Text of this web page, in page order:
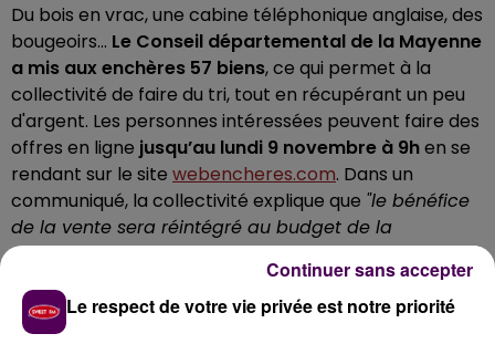
Du bois en vrac, une cabine téléphonique anglaise, des
bougeoirs... Le Conseil départemental de la Mayenne
a mis aux enchères 57 biens, ce qui permet à la
collectivité de faire du tri, tout en récupérant un peu
d'argent. Les personnes intéressées peuvent faire des
offres en ligne jusqu’au lundi 9 novembre à 9hen se
rendant sur le site webencheres.com. Dans un
communiqué, la collectivité explique que "le bénéfice
de la vente sera réintégré au budget de la
collectivité".
Des meubles, des bureaux, du bois coupé, des livres,
du matériel audiovisuel...le Conseil départemental
Le respect de votre vie privée est notre priorité
Continuer sans accepter